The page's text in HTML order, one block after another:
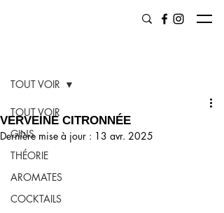
TOUT VOIR
GINS
THÉORIE
AROMATES
COCKTAILS
TOUT VOIR
VERVEINE CITRONNÉE
Dernière mise à jour : 13 avr. 2025